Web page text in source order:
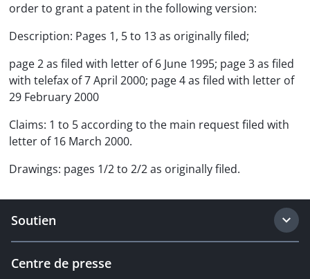
order to grant a patent in the following version:
Description: Pages 1, 5 to 13 as originally filed;
page 2 as filed with letter of 6 June 1995; page 3 as filed
with telefax of 7 April 2000; page 4 as filed with letter of
29 February 2000
Claims: 1 to 5 according to the main request filed with
letter of 16 March 2000.
Drawings: pages 1/2 to 2/2 as originally filed.
Soutien
Centre de presse